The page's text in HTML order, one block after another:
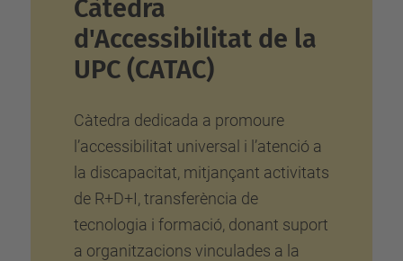
Càtedra
d'Accessibilitat de la
UPC (CATAC)
Càtedra dedicada a promoure
l’accessibilitat universal i l’atenció a
la discapacitat, mitjançant activitats
de R+D+I, transferència de
tecnologia i formació, donant suport
a organitzacions vinculades a la